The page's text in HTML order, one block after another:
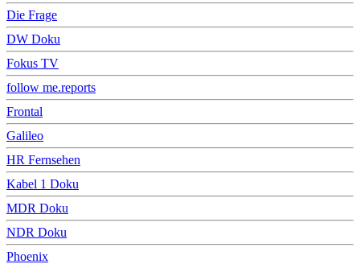
Die Frage
DW Doku
Fokus TV
follow me.reports
Frontal
Galileo
HR Fernsehen
Kabel 1 Doku
MDR Doku
NDR Doku
Phoenix